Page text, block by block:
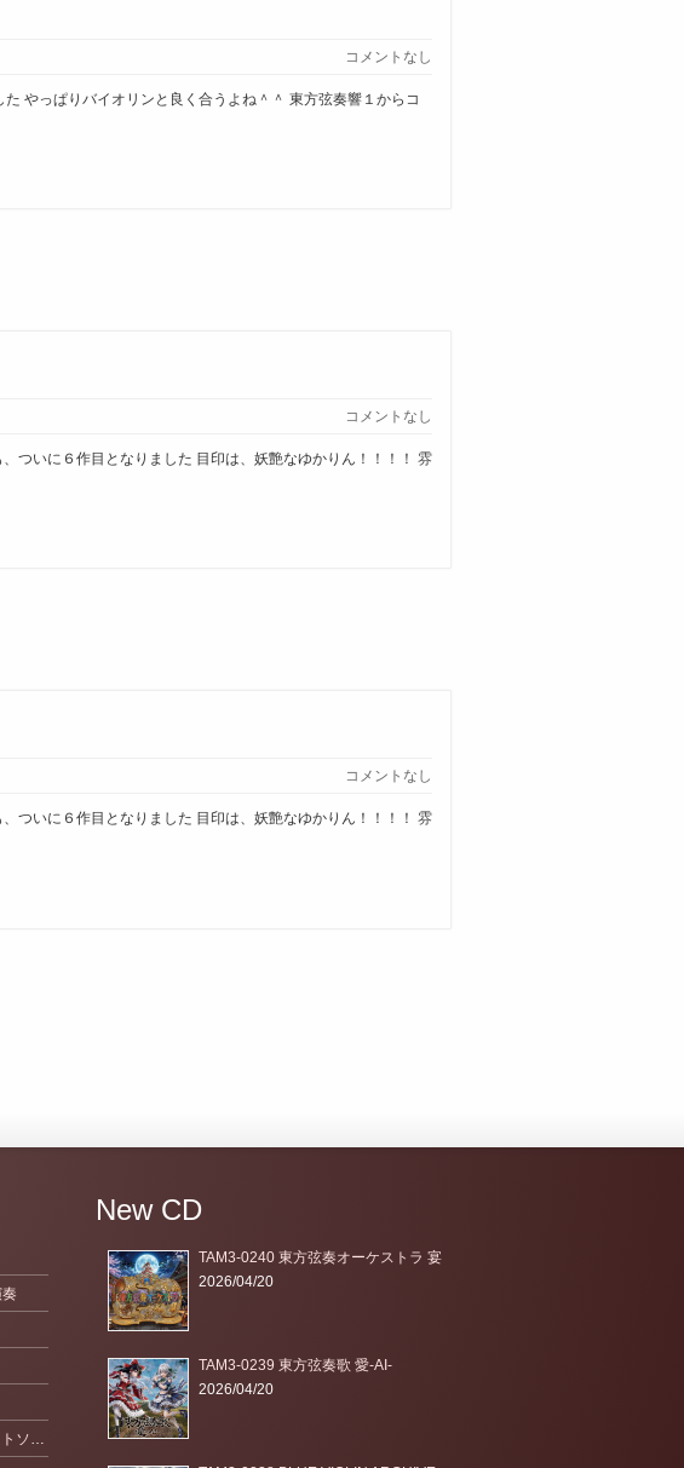
コメントなし
やっぱりバイオリンと良く合うよね＾＾ 東方弦奏響１からコ
コメントなし
ついに６作目となりました 目印は、妖艶なゆかりん！！！！ 雰
コメントなし
ついに６作目となりました 目印は、妖艶なゆかりん！！！！ 雰
New CD
TAM3-0240 東方弦奏オーケストラ 宴
2026/04/20
TAM3-0239 東方弦奏歌 愛-AI-
2026/04/20